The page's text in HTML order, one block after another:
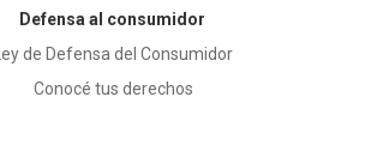
Defensa al consumidor
Ley de Defensa del Consumidor
Conocé tus derechos